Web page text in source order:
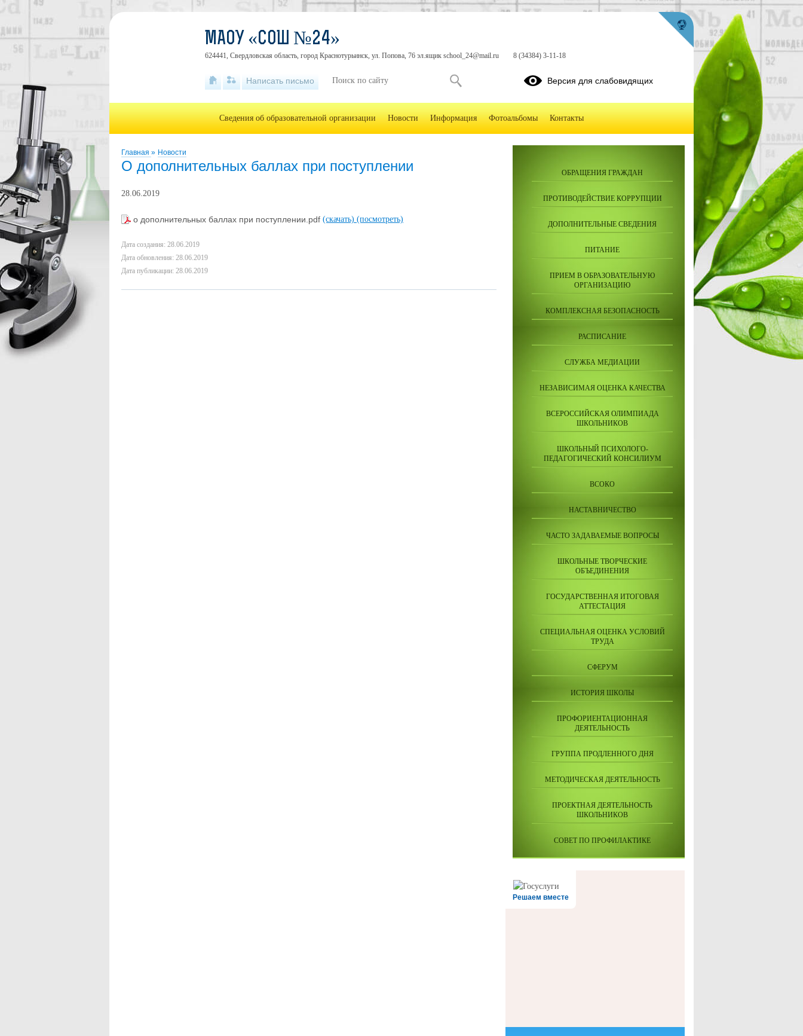
Главная » Новости
О дополнительных баллах при поступлении
28.06.2019
о дополнительных баллах при поступлении.pdf (скачать) (посмотреть)
Дата создания: 28.06.2019
Дата обновления: 28.06.2019
Дата публикации: 28.06.2019
ОБРАЩЕНИЯ ГРАЖДАН
ПРОТИВОДЕЙСТВИЕ КОРРУПЦИИ
ДОПОЛНИТЕЛЬНЫЕ СВЕДЕНИЯ
ПИТАНИЕ
ПРИЕМ В ОБРАЗОВАТЕЛЬНУЮ
ОРГАНИЗАЦИЮ
КОМПЛЕКСНАЯ БЕЗОПАСНОСТЬ
РАСПИСАНИЕ
СЛУЖБА МЕДИАЦИИ
НЕЗАВИСИМАЯ ОЦЕНКА КАЧЕСТВА
ВСЕРОССИЙСКАЯ ОЛИМПИАДА
ШКОЛЬНИКОВ
ШКОЛЬНЫЙ ПСИХОЛОГО-
ПЕДАГОГИЧЕСКИЙ КОНСИЛИУМ
ВСОКО
НАСТАВНИЧЕСТВО
ЧАСТО ЗАДАВАЕМЫЕ ВОПРОСЫ
ШКОЛЬНЫЕ ТВОРЧЕСКИЕ
ОБЪЕДИНЕНИЯ
ГОСУДАРСТВЕННАЯ ИТОГОВАЯ
АТТЕСТАЦИЯ
СПЕЦИАЛЬНАЯ ОЦЕНКА УСЛОВИЙ
ТРУДА
СФЕРУМ
ИСТОРИЯ ШКОЛЫ
ПРОФОРИЕНТАЦИОННАЯ
ДЕЯТЕЛЬНОСТЬ
ГРУППА ПРОДЛЕННОГО ДНЯ
МЕТОДИЧЕСКАЯ ДЕЯТЕЛЬНОСТЬ
ПРОЕКТНАЯ ДЕЯТЕЛЬНОСТЬ
ШКОЛЬНИКОВ
СОВЕТ ПО ПРОФИЛАКТИКЕ
Решаем вместе
МАОУ «СОШ №24»
624441, Свердловская область, город Краснотурьинск, ул. Попова, 76 эл.ящик school_24@mail.ru 8 (34384) 3-11-18
Написать письмо Версия для слабовидящих
Сведения об образовательной организации Новости Информация Фотоальбомы Контакты